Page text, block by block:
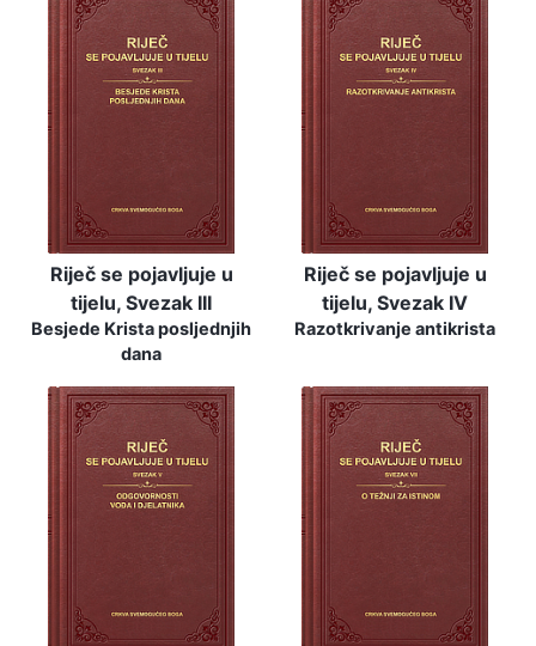
Riječ se pojavljuje u
tijelu, Svezak III
Besjede Krista posljednjih
dana
Riječ se pojavljuje u
tijelu, Svezak IV
Razotkrivanje antikrista